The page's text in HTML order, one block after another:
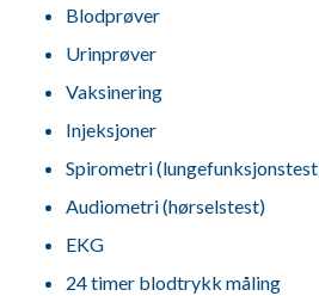
Blodprøver
Urinprøver
Vaksinering
Injeksjoner
Spirometri
Audiometri (hørselstest)
EKG
24 timer blodtrykk måling